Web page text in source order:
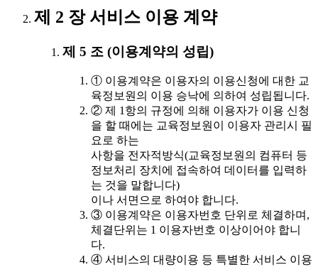
제 2 장 서비스 이용 계약
제 5 조 (이용계약의 성립)
① 이용계약은 이용자의 이용신청에 대한 교
육정보원의 이용 승낙에 의하여 성립됩니다.
② 제 1항의 규정에 의해 이용자가 이용 신청
을 할 때에는 교육정보원이 이용자 관리시 필
요로 하는
사항을 전자적방식(교육정보원의 컴퓨터 등
정보처리 장치에 접속하여 데이터를 입력하
는 것을 말합니다)
이나 서면으로 하여야 합니다.
③ 이용계약은 이용자번호 단위로 체결하며,
체결단위는 1 이용자번호 이상이어야 합니
다.
④ 서비스의 대량이용 등 특별한 서비스 이용